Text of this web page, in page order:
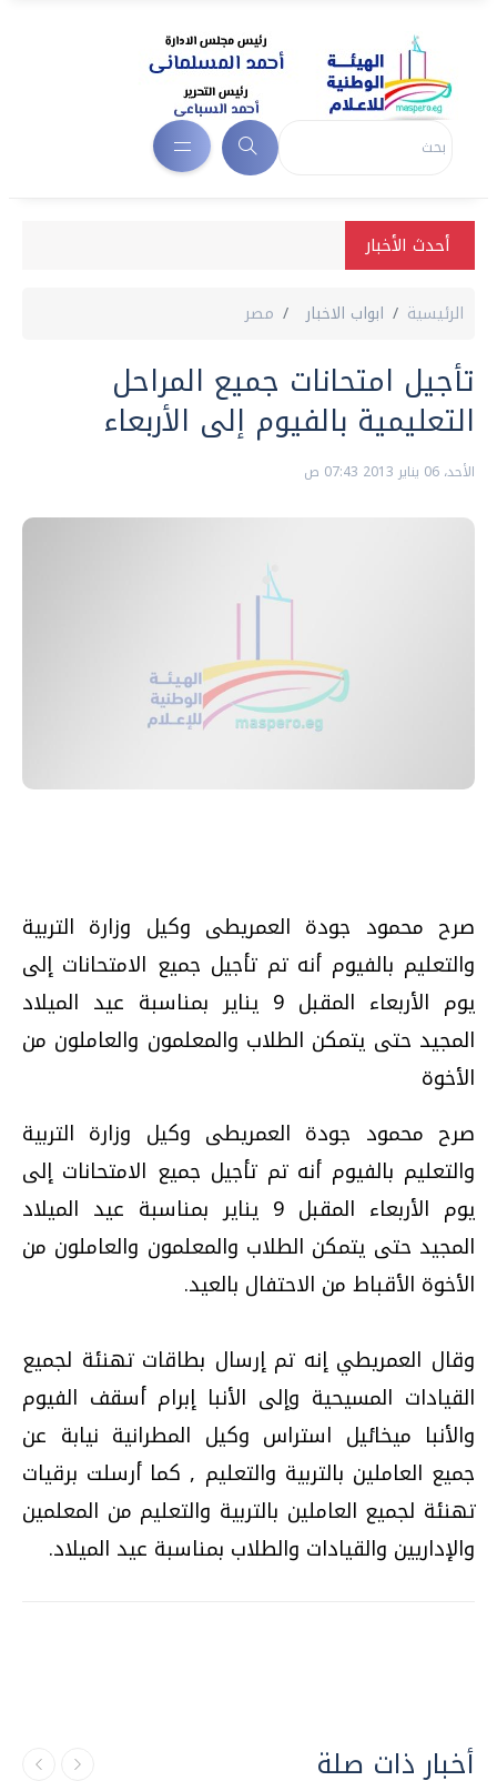
أحدث الأخبار
الرئيسية ابواب الاخبار مصر
تأجيل امتحانات جميع المراحل
التعليمية بالفيوم إلى الأربعاء
الأحد، 06 يناير 2013 07:43 ص
صرح محمود جودة العمريطى وكيل وزارة التربية
والتعليم بالفيوم أنه تم تأجيل جميع الامتحانات إلى
يوم الأربعاء المقبل 9 يناير بمناسبة عيد الميلاد
المجيد حتى يتمكن الطلاب والمعلمون والعاملون من
الأخوة
صرح محمود جودة العمريطى وكيل وزارة التربية
والتعليم بالفيوم أنه تم تأجيل جميع الامتحانات إلى
يوم الأربعاء المقبل 9 يناير بمناسبة عيد الميلاد
المجيد حتى يتمكن الطلاب والمعلمون والعاملون من
الأخوة الأقباط من الاحتفال بالعيد.
وقال العمريطي إنه تم إرسال بطاقات تهنئة لجميع
القيادات المسيحية وإلى الأنبا إبرام أسقف الفيوم
والأنبا ميخائيل استراس وكيل المطرانية نيابة عن
جميع العاملين بالتربية والتعليم , كما أرسلت برقيات
تهنئة لجميع العاملين بالتربية والتعليم من المعلمين
والإداريين والقيادات والطلاب بمناسبة عيد الميلاد.
أخبار ذات صلة